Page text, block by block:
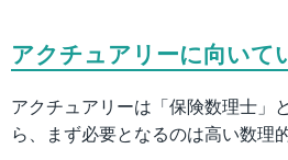
アクチュアリーに向いて
アクチュアリーは「保険数理士」
ら、まず必要となるのは高い数理